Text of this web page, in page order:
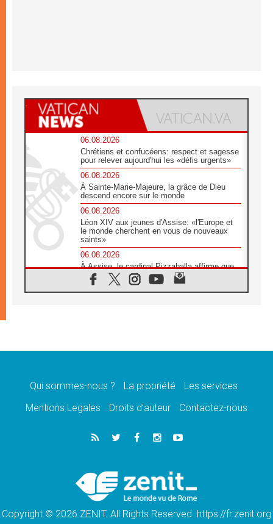
06.08.2026
Chrétiens et confucéens: respect et sagesse
pour relever aujourd'hui les «défis urgents»
06.08.2026
À Sainte-Marie-Majeure, la grâce de Dieu
descend encore sur le monde
06.08.2026
Léon XIV aux jeunes d'Assise: «l'Europe et
le monde cherchent en vous de nouveaux
saints»
06.08.2026
À Assise, le cardinal Pizzaballa affirme que
«les chrétiens veulent la paix»
06.08.2026
message de paix et de dignité humaine»
«La visite du Pape en Uruguay renforcera
05.08.2026
Le nonce en Ukraine: «Il est inquiétant
Léon XIV au Pérou, une lueur d'espoir pour
un peuple en quête de paix
Qui sommes-nous ? La propriété
Les services
Mentions Legales
Droits d’auteur Contactez-nous
Copyright © 2026 ZENIT. All Rights Reserved. https://fr.zenit.org